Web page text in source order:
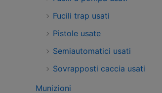
Fucili trap usati
Pistole usate
Semiautomatici usati
Sovrapposti caccia usati
Munizioni